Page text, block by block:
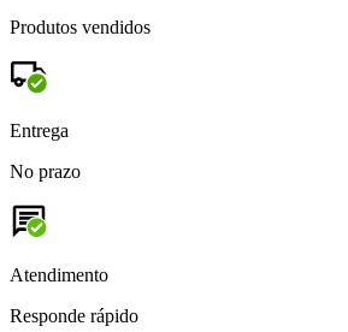
Produtos vendidos
Entrega
No prazo
Atendimento
Responde rápido